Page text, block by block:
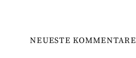
NEUESTE KOMMENTARE